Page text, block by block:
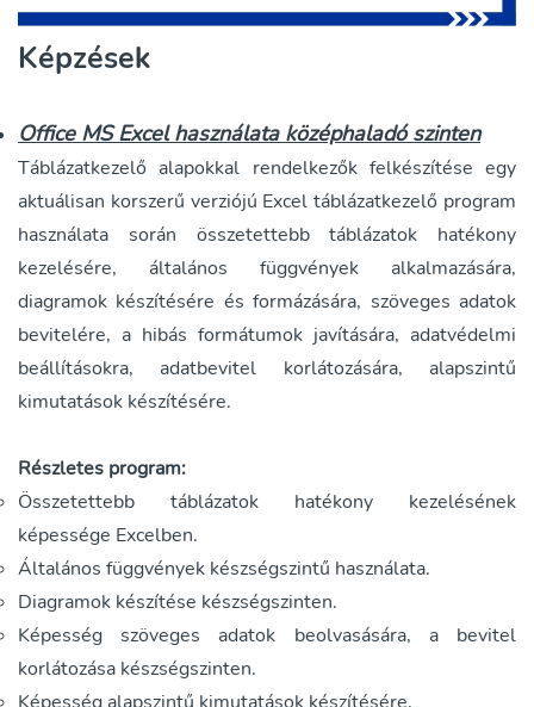
Képzések
Office MS Excel használata középhaladó szinten
Táblázatkezelő alapokkal rendelkezők felkészítése egy
aktuálisan korszerű verziójú Excel táblázatkezelő program
használata során összetettebb táblázatok hatékony
kezelésére, általános függvények alkalmazására,
diagramok készítésére és formázására, szöveges adatok
bevitelére, a hibás formátumok javítására, adatvédelmi
beállításokra, adatbevitel korlátozására, alapszintű
kimutatások készítésére.
Részletes program:
Összetettebb táblázatok hatékony kezelésének
képessége Excelben.
Általános függvények készségszintű használata.
Diagramok készítése készségszinten.
Képesség szöveges adatok beolvasására, a bevitel
korlátozása készségszinten.